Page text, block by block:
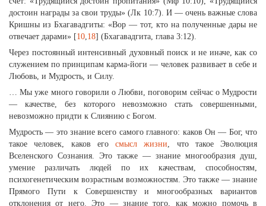
достоин награды за свои труды» (Лк 10:7). И — очень важные слова
Кришны из Бхагавадгиты: «Вор — тот, кто на полученные дары не
отвечает дарами» [10,18] (Бхагавадгита, глава 3:12).
Через постоянный интенсивный духовный поиск и не иначе, как со
служением по принципам карма-йоги — человек развивает в себе и
Любовь, и Мудрость, и Силу.
… Мы уже много говорили о Любви, поговорим сейчас о Мудрости
— качестве, без которого невозможно стать совершенными,
невозможно придти к Слиянию с Богом.
Мудрость — это знание всего самого главного: каков Он — Бог, что
такое человек, каков его смысл жизни, что такое Эволюция
Вселенского Сознания. Это также — знание многообразия душ,
умение различать людей по их качествам, способностям,
психогенетическим возрастным возможностям. Это также — знание
Прямого Пути к Совершенству и многообразных вариантов
отклонения от него. Это — знание того, как можно помочь в